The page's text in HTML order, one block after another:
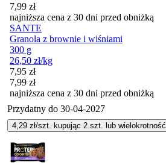
7,99 zł
najniższa cena z 30 dni przed obniżką
SANTE
Granola z brownie i wiśniami
300 g
26,50 zł/kg
Cena promocyjna
7,95 zł
7,99 zł
najniższa cena z 30 dni przed obniżką
Przydatny do 30-04-2027
4,29 zł/szt. kupując 2 szt. lub wielokrotność